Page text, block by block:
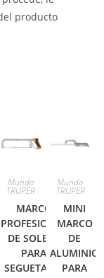
producto
Mundo
TRUPER
MARCO
PROFESIONAL
DE SOLERA
PARA
SEGUETA 12′
Mundo
TRUPER
MINI
MARCO
DE
ALUMINIO
PARA